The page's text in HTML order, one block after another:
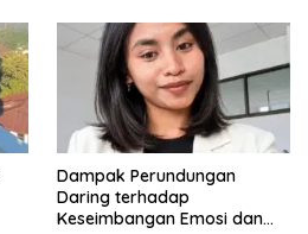
Dampak Perundungan
Daring terhadap
Keseimbangan Emosi dan